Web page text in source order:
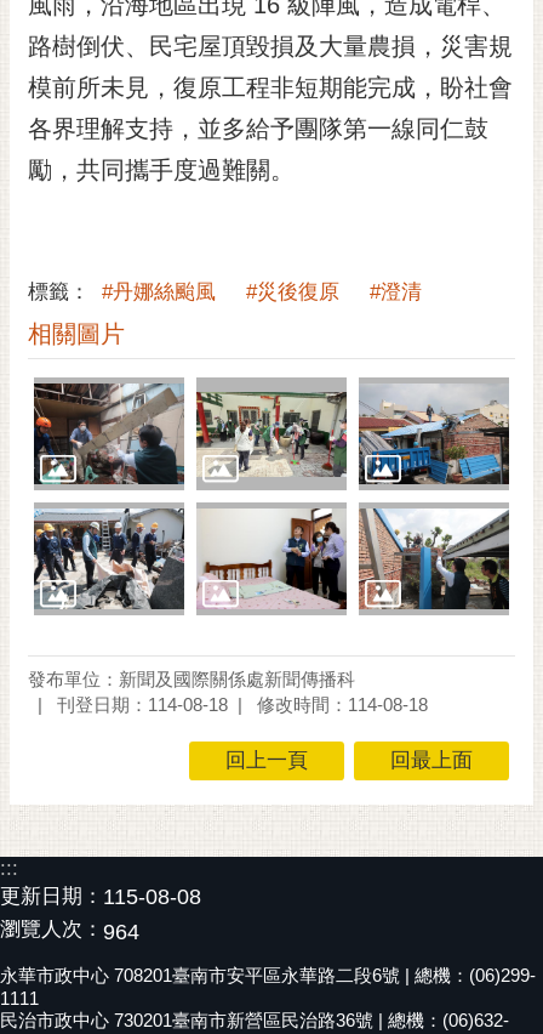
路樹倒伏、民宅屋頂毀損及大量農損，災害規
模前所未見，復原工程非短期能完成，盼社會
各界理解支持，並多給予團隊第一線同仁鼓
勵，共同攜手度過難關。
標籤： #丹娜絲颱風 #災後復原 #澄清
相關圖片
發布單位：新聞及國際關係處新聞傳播科
刊登日期：114-08-18
修改時間：114-08-18
回上一頁 回最上面
:::
更新日期： 115-08-08
瀏覽人次： 964
永華市政中心 708201臺南市安平區永華路二段6號 | 總機：(06)299-
1111
民治市政中心 730201臺南市新營區民治路36號 | 總機：(06)632-